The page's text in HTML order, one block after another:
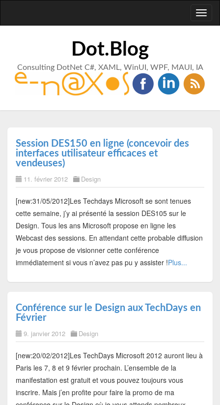
Dot.Blog
Consulting DotNet C#, XAML, WinUI, WPF, MAUI, IA
Session DES150 en ligne (concevoir des
interfaces utilisateur efficaces et
vendeuses)
11. février 2012 Design
[new:31/05/2012]Les Techdays Microsoft se sont tenues
cette semaine, j’y ai présenté la session DES105 sur le
Design. Tous les ans Microsoft propose en ligne les
Webcast des sessions. En attendant cette probable diffusion
je vous propose de visionner cette conférence
immédiatement si vous n’avez pas pu y assister !Plus...
Conférence sur le Design aux TechDays en
Février
9. janvier 2012 Design
[new:20/02/2012]Les TechDays Microsoft 2012 auront lieu à
Paris les 7, 8 et 9 février prochain. L’ensemble de la
manifestation est gratuit et vous pouvez toujours vous
inscrire. Mais j’en profite pour faire la promo de ma